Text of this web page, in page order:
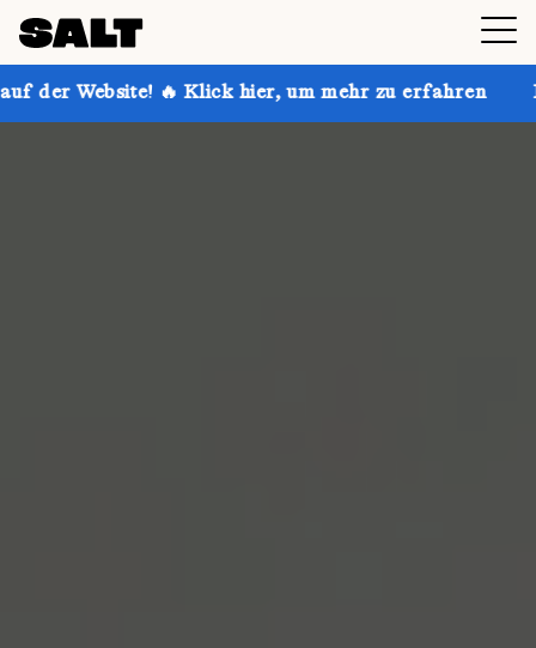
🔥 Klick hier, um mehr zu erfahren Hol dir bis zu